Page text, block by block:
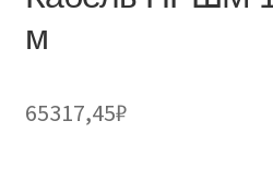
м
65317,45₽